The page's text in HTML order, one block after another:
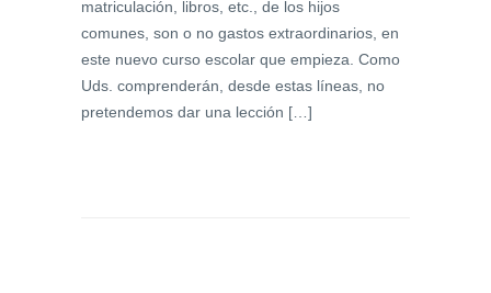
matriculación, libros, etc., de los hijos
comunes, son o no gastos extraordinarios, en
este nuevo curso escolar que empieza. Como
Uds. comprenderán, desde estas líneas, no
pretendemos dar una lección […]